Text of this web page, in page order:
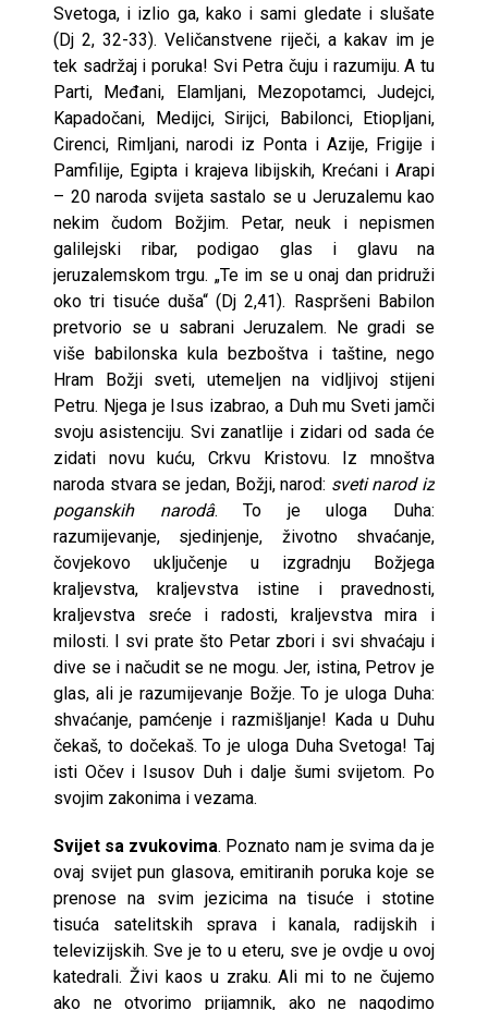
Svetoga, i izlio ga, kako i sami gledate i slušate
(Dj 2, 32-33). Veličanstvene riječi, a kakav im je
tek sadržaj i poruka! Svi Petra čuju i razumiju. A tu
Parti, Međani, Elamljani, Mezopotamci, Judejci,
Kapadočani, Medijci, Sirijci, Babilonci, Etiopljani,
Cirenci, Rimljani, narodi iz Ponta i Azije, Frigije i
Pamfilije, Egipta i krajeva libijskih, Krećani i Arapi
– 20 naroda svijeta sastalo se u Jeruzalemu kao
nekim čudom Božjim. Petar, neuk i nepismen
galilejski ribar, podigao glas i glavu na
jeruzalemskom trgu. „Te im se u onaj dan pridruži
oko tri tisuće duša“ (Dj 2,41). Raspršeni Babilon
pretvorio se u sabrani Jeruzalem. Ne gradi se
više babilonska kula bezboštva i taštine, nego
Hram Božji sveti, utemeljen na vidljivoj stijeni
Petru. Njega je Isus izabrao, a Duh mu Sveti jamči
svoju asistenciju. Svi zanatlije i zidari od sada će
zidati novu kuću, Crkvu Kristovu. Iz mnoštva
naroda stvara se jedan, Božji, narod: sveti narod iz
poganskih narodâ. To je uloga Duha:
razumijevanje, sjedinjenje, životno shvaćanje,
čovjekovo uključenje u izgradnju Božjega
kraljevstva, kraljevstva istine i pravednosti,
kraljevstva sreće i radosti, kraljevstva mira i
milosti. I svi prate što Petar zbori i svi shvaćaju i
dive se i načudit se ne mogu. Jer, istina, Petrov je
glas, ali je razumijevanje Božje. To je uloga Duha:
shvaćanje, pamćenje i razmišljanje! Kada u Duhu
čekaš, to dočekaš. To je uloga Duha Svetoga! Taj
isti Očev i Isusov Duh i dalje šumi svijetom. Po
svojim zakonima i vezama.
Svijet sa zvukovima. Poznato nam je svima da je
ovaj svijet pun glasova, emitiranih poruka koje se
prenose na svim jezicima na tisuće i stotine
tisuća satelitskih sprava i kanala, radijskih i
televizijskih. Sve je to u eteru, sve je ovdje u ovoj
katedrali. Živi kaos u zraku. Ali mi to ne čujemo
ako ne otvorimo prijamnik, ako ne nagodimo